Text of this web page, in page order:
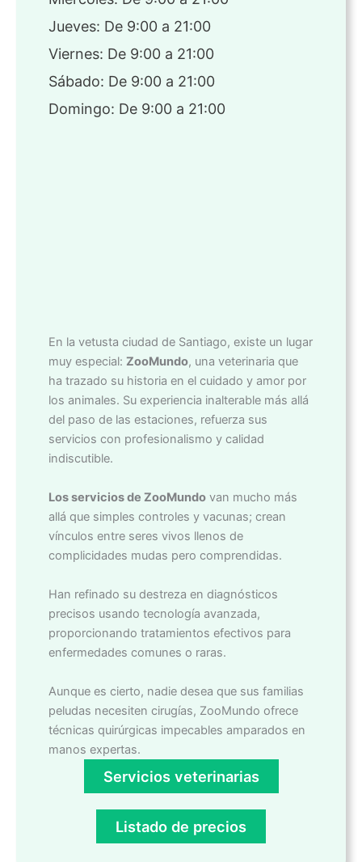
Jueves: De 9:00 a 21:00
Viernes: De 9:00 a 21:00
Sábado: De 9:00 a 21:00
Domingo: De 9:00 a 21:00
En la vetusta ciudad de Santiago, existe un lugar
muy especial: ZooMundo, una veterinaria que
ha trazado su historia en el cuidado y amor por
los animales. Su experiencia inalterable más allá
del paso de las estaciones, refuerza sus
servicios con profesionalismo y calidad
indiscutible.
Los servicios de ZooMundo van mucho más
allá que simples controles y vacunas; crean
vínculos entre seres vivos llenos de
complicidades mudas pero comprendidas.
Han refinado su destreza en diagnósticos
precisos usando tecnología avanzada,
proporcionando tratamientos efectivos para
enfermedades comunes o raras.
Aunque es cierto, nadie desea que sus familias
peludas necesiten cirugías, ZooMundo ofrece
técnicas quirúrgicas impecables amparados en
manos expertas.
Servicios veterinarias
Listado de precios